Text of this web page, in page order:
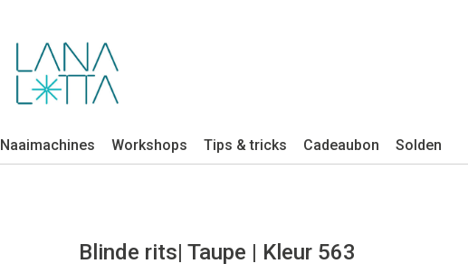
Naaimachines Workshops Tips & tricks Cadeaubon Solden
Blinde rits| Taupe | Kleur 563